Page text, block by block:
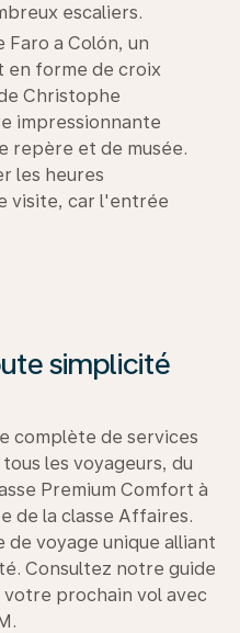
escaliers.
Faro a Colón, un
en forme de croix
Christophe
impressionnante
repère et de musée.
les heures
visite, car l'entrée
simplicité
complète de services
les voyageurs, du
Premium Comfort à
de la classe Affaires.
voyage unique alliant
Consultez notre guide
prochain vol avec